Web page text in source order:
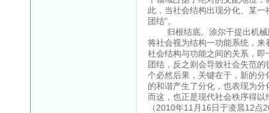
此，当社会结构出现分化、某
团结”。
归根结底。涂尔干提出机械
将社会视为结构一功能系统，
社会结构与功能之间的关系，
团结，反之则会导致社会失范
个必然后果，关键在于，新的
的和谐产生了分化，也表现为
而这，也正是现代社会秩序得以
（2010年11月16日于凌晨12点